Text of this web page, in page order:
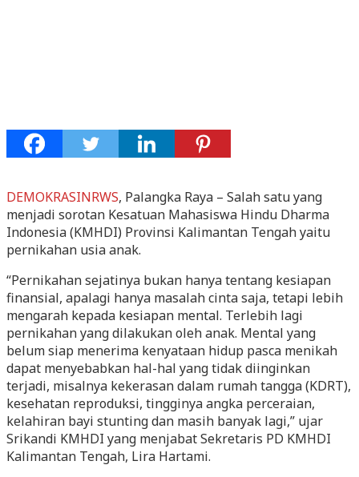
DEMOKRASINRWS, Palangka Raya – Salah satu yang
menjadi sorotan Kesatuan Mahasiswa Hindu Dharma
Indonesia (KMHDI) Provinsi Kalimantan Tengah yaitu
pernikahan usia anak.
“Pernikahan sejatinya bukan hanya tentang kesiapan
finansial, apalagi hanya masalah cinta saja, tetapi lebih
mengarah kepada kesiapan mental. Terlebih lagi
pernikahan yang dilakukan oleh anak. Mental yang
belum siap menerima kenyataan hidup pasca menikah
dapat menyebabkan hal-hal yang tidak diinginkan
terjadi, misalnya kekerasan dalam rumah tangga (KDRT),
kesehatan reproduksi, tingginya angka perceraian,
kelahiran bayi stunting dan masih banyak lagi,” ujar
Srikandi KMHDI yang menjabat Sekretaris PD KMHDI
Kalimantan Tengah, Lira Hartami.